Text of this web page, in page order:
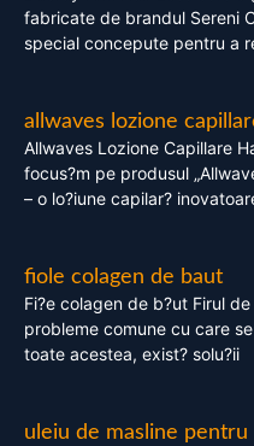
fabricate de brandul Sereni
special concepute pentru a
allwaves lozione
Allwaves Lozione Capillare
focus?m pe produsul
– o lo?iune capilar?
fiole colagen de baut
Fi?e colagen de b?ut Firul
probleme comune cu care
toate acestea, exist? solu?ii
uleiu de masline pentru